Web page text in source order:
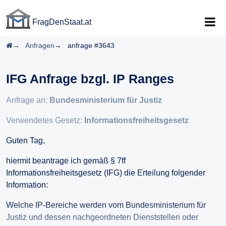
FragDenStaat.at
Startseite
Anfragen anfrage #3643
IFG Anfrage bzgl. IP Ranges
Anfrage an: Bundesministerium für Justiz
Verwendetes Gesetz: Informationsfreiheitsgesetz
Guten Tag,
hiermit beantrage ich gemäß § 7ff
Informationsfreiheitsgesetz (IFG) die Erteilung folgender
Information:
Welche IP-Bereiche werden vom Bundesministerium für
Justiz und dessen nachgeordneten Dienststellen oder